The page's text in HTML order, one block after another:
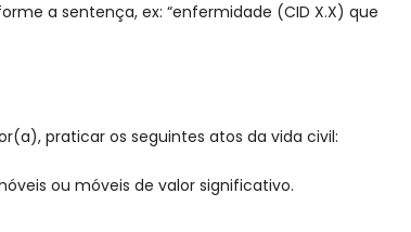
a sentença, ex: “enfermidade (CID X.X) que
praticar os seguintes atos da vida civil:
ou móveis de valor significativo.